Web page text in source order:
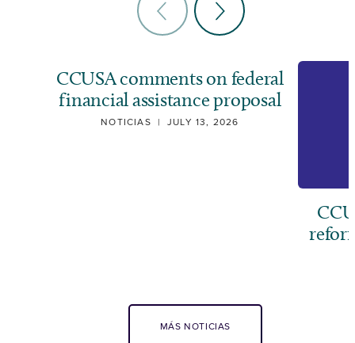
CCUSA comments on federal
financial assistance proposal
NOTICIAS | JULY 13, 2026
MÁS NOTICIAS